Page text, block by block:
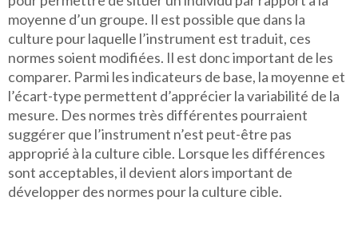
moyenne d’un groupe. Il est possible que dans la
culture pour laquelle l’instrument est traduit, ces
normes soient modifiées. Il est donc important de les
comparer. Parmi les indicateurs de base, la moyenne et
l’écart-type permettent d’apprécier la variabilité de la
mesure. Des normes très différentes pourraient
suggérer que l’instrument n’est peut-être pas
approprié à la culture cible. Lorsque les différences
sont acceptables, il devient alors important de
développer des normes pour la culture cible.